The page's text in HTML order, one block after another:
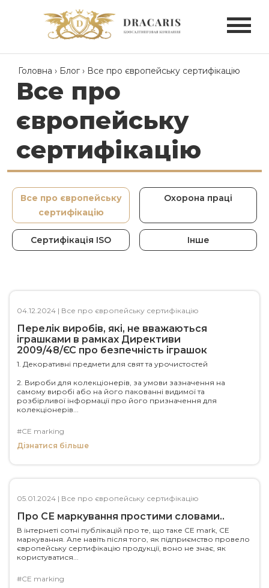
Головна › Блог › Все про європейську сертифікацію
Все про
європейську
сертифікацію
Все про європейську
сертифікацію
Охорона праці
Сертифікація ISO Інше
04.12.2024 | Все про європейську сертифікацію
Перелік виробів, які, не вважаються
іграшками в рамках Директиви
2009/48/ЄС про безпечність іграшок
1. Декоративні предмети для свят та урочистостей
2. Вироби для колекціонерів, за умови зазначення на
самому виробі або на його пакованні видимої та
розбірливої інформації про його призначення для
колекціонерів...
#CE marking
Дізнатися більше
05.01.2024 | Все про європейську сертифікацію
Про СЕ маркування простими словами..
В інтернеті сотні публікацій про те, що таке CE mark, СЕ
маркування. Але навіть після того, як підприємство провело
європейську сертифікацію продукції, воно не знає, як
користуватися...
#CE marking